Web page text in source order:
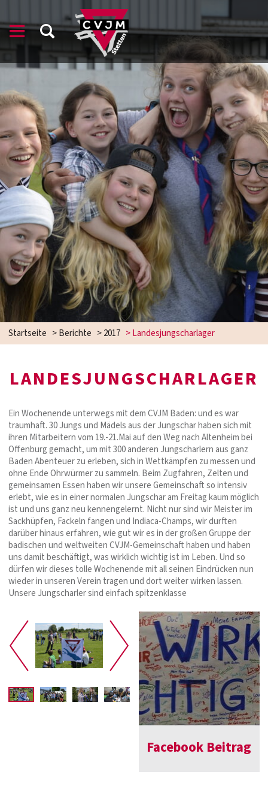
Startseite >Berichte >2017 >Landesjungscharlager
LANDESJUNGSCHARLAGER
Ein Wochenende unterwegs mit dem CVJM Baden: und es war
traumhaft. 30 Jungs und Mädels aus der Jungschar haben sich mit
ihren Mitarbeitern vom 19.-21.Mai auf den Weg nach Altenheim bei
Offenburg gemacht, um mit 300 anderen Jungscharlern aus ganz
Baden Abenteuer zu erleben, sich in Wettkämpfen zu messen und
ohne Ende Ohrwürmer zu sammeln. Beim Zugfahren, Zelten und
gemeinsamen Essen haben wir unsere Gemeinschaft so intensiv
erlebt, wie es in einer normalen Jungschar am Freitag kaum möglich
ist und uns ganz neu kennengelernt. Nicht nur sind wir Meister im
Sackhüpfen, Fackeln fangen und Indiaca-Champs, wir durften
darüber hinaus erfahren, wie gut wir es in der großen Gruppe der
badischen und weltweiten CVJM-Gemeinschaft haben und haben
uns damit beschäftigt, was wirklich wichtig ist im Leben. Und so
dürfen wir dieses tolle Wochenende mit all seinen Eindrücken nun
wieder in unseren Verein tragen und dort weiter wirken lassen.
Unsere Jungscharler sind einfach spitzenklasse
Facebook Beitrag